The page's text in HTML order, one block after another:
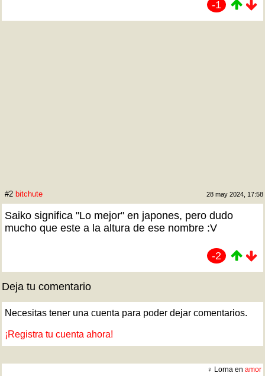
-1
#2 bitchute 28 may 2024, 17:58
Saiko significa "Lo mejor" en japones, pero dudo
mucho que este a la altura de ese nombre :V
-2
Deja tu comentario
Necesitas tener una cuenta para poder dejar comentarios.
¡Registra tu cuenta ahora!
♀ Lorna en amor